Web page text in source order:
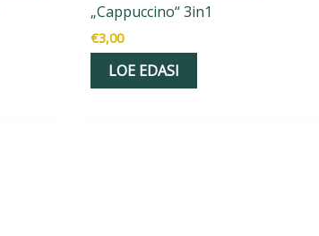
„Cappuccino“ 3in1
€3,00
LOE EDASI